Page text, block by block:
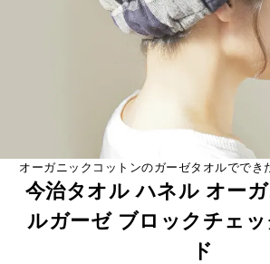
オーガニックコットンのガーゼタオルででき
今治タオル ハネル オー
ルガーゼ ブロックチェ
ド